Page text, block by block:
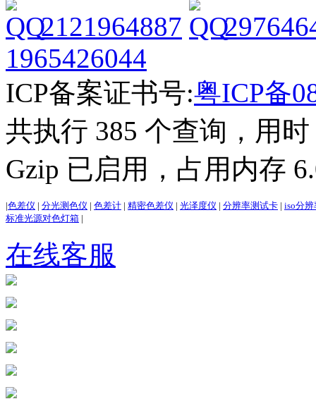
2121964887
1965426044
ICP备案证书号:粤ICP备
共执行 385 个查询，用
Gzip 已启用，占用内存
|色差仪 | 分光测色仪 | 色差计 | 精密色差仪 | 光泽度仪 | 分辨率测试卡 | iso分
标准光源对色灯箱 |
在线客服